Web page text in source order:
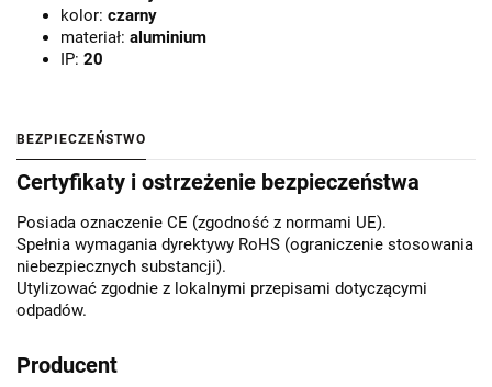
kolor: czarny
materiał: aluminium
IP: 20
BEZPIECZEŃSTWO
Certyfikaty i ostrzeżenie bezpieczeństwa
Posiada oznaczenie CE (zgodność z normami UE).
Spełnia wymagania dyrektywy RoHS (ograniczenie stosowania
niebezpiecznych substancji).
Utylizować zgodnie z lokalnymi przepisami dotyczącymi
odpadów.
Producent